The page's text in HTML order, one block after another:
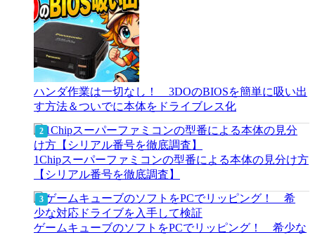
ハンダ作業は一切なし！ 3DOのBIOSを簡単に吸い出
す方法＆ついでに本体をドライブレス化
1Chipスーパーファミコンの型番による本体の見分け方
【シリアル番号を徹底調査】
ゲームキューブのソフトをPCでリッピング！ 希少な